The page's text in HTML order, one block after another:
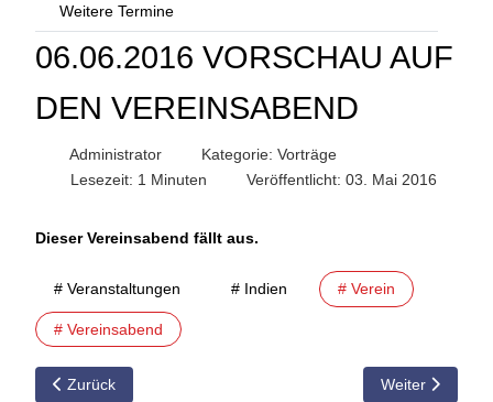
Weitere Termine
06.06.2016 VORSCHAU AUF
DEN VEREINSABEND
Administrator Kategorie: Vorträge
Lesezeit: 1 Minuten
Veröffentlicht: 03. Mai 2016
Dieser Vereinsabend fällt aus.
# Veranstaltungen # Indien # Verein
# Vereinsabend
Vorheriger Beitrag: 04.07.2016 Vorschau auf den
Zurück Nächster
Weiter